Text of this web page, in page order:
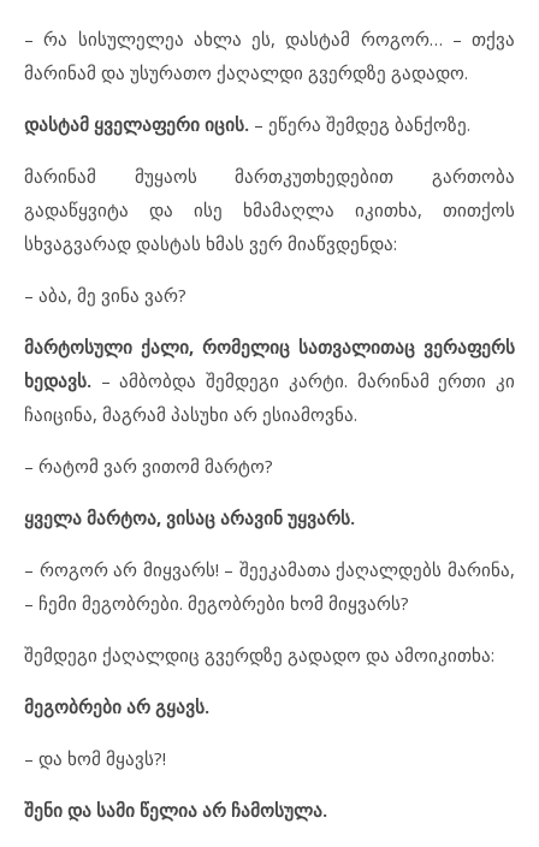
– რა სისულელეა ახლა ეს, დასტამ როგორ… – თქვა
მარინამ და უსურათო ქაღალდი გვერდზე გადადო.
დასტამ ყველაფერი იცის. – ეწერა შემდეგ ბანქოზე.
მარინამ მუყაოს მართკუთხედებით გართობა
გადაწყვიტა და ისე ხმამაღლა იკითხა, თითქოს
სხვაგვარად დასტას ხმას ვერ მიაწვდენდა:
– აბა, მე ვინა ვარ?
მარტოსული ქალი, რომელიც სათვალითაც ვერაფერს
ხედავს. – ამბობდა შემდეგი კარტი. მარინამ ერთი კი
ჩაიცინა, მაგრამ პასუხი არ ესიამოვნა.
– რატომ ვარ ვითომ მარტო?
ყველა მარტოა, ვისაც არავინ უყვარს.
– როგორ არ მიყვარს! – შეეკამათა ქაღალდებს მარინა,
– ჩემი მეგობრები. მეგობრები ხომ მიყვარს?
შემდეგი ქაღალდიც გვერდზე გადადო და ამოიკითხა:
მეგობრები არ გყავს.
– და ხომ მყავს?!
შენი და სამი წელია არ ჩამოსულა.